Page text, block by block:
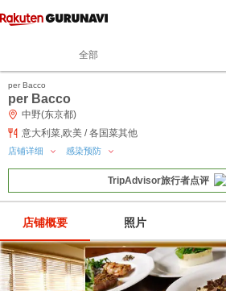
全部
per Bacco
per Bacco
中野(东京都)
意大利菜,欧美 / 各国菜其他
店铺详细 感染预防
TripAdvisor旅行者点评
店铺概要 照片